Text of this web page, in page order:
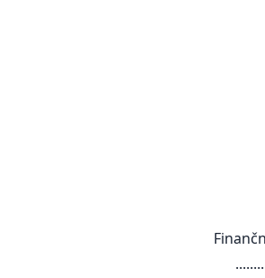
úřadu v